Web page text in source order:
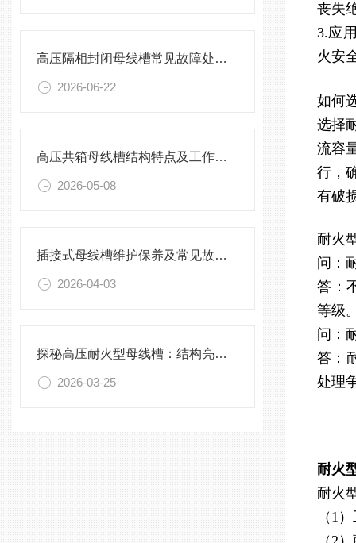
高压隔相封闭母线槽常见故障处理方案
2026-06-22
高压共箱母线槽结构特点及工作原理
2026-05-08
插接式母线槽维护保养及常见故障处理指南
2026-04-03
探秘高压耐火型母线槽：结构亮点与实用效能
2026-03-25
丧失
3.应
火安
如何
选择
流容
行，
有破
耐火
问：
答：
等级
问：
答：
处理
耐火
耐火
（1